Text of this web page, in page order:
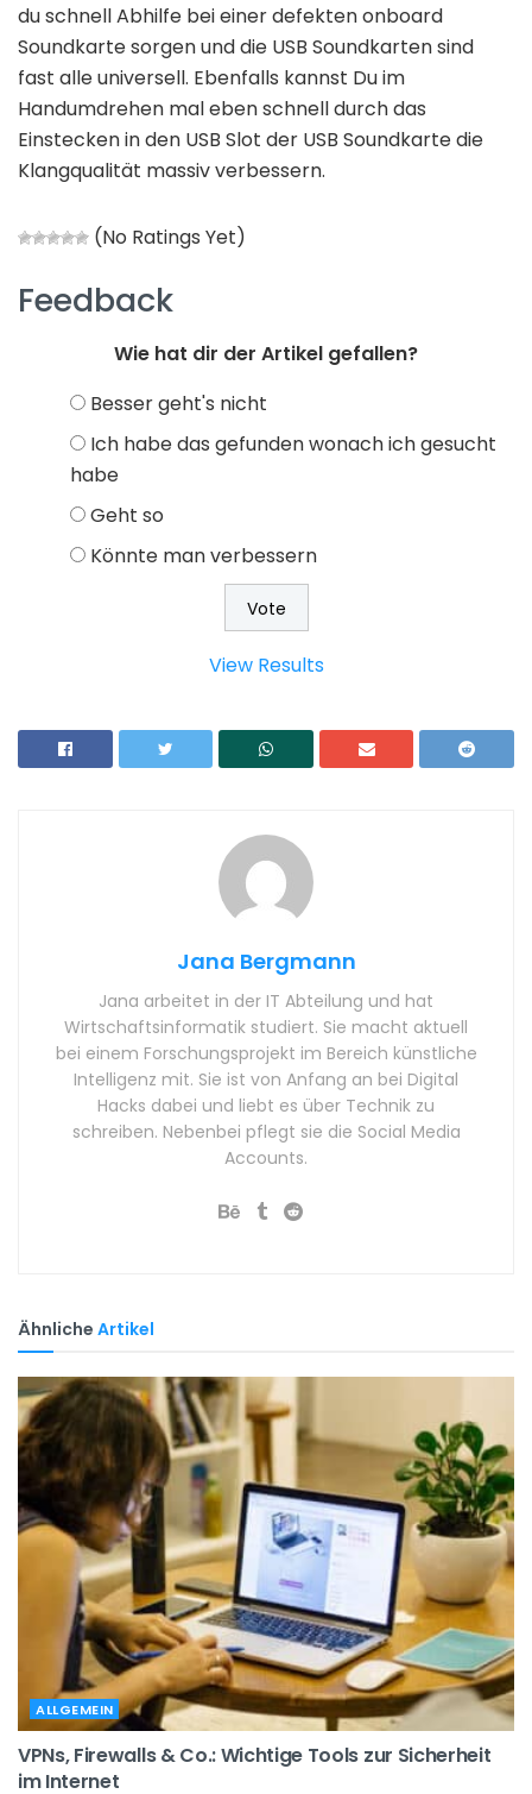
du schnell Abhilfe bei einer defekten onboard
Soundkarte sorgen und die USB Soundkarten sind
fast alle universell. Ebenfalls kannst Du im
Handumdrehen mal eben schnell durch das
Einstecken in den USB Slot der USB Soundkarte die
Klangqualität massiv verbessern.
(No Ratings Yet)
Feedback
Wie hat dir der Artikel gefallen?
Besser geht's nicht
Ich habe das gefunden wonach ich gesucht
habe
Geht so
Könnte man verbessern
View Results
Jana Bergmann
Jana arbeitet in der IT Abteilung und hat
Wirtschaftsinformatik studiert. Sie macht aktuell
bei einem Forschungsprojekt im Bereich künstliche
Intelligenz mit. Sie ist von Anfang an bei Digital
Hacks dabei und liebt es über Technik zu
schreiben. Nebenbei pflegt sie die Social Media
Accounts.
Ähnliche Artikel
ALLGEMEIN
VPNs, Firewalls & Co.: Wichtige Tools zur Sicherheit
im Internet